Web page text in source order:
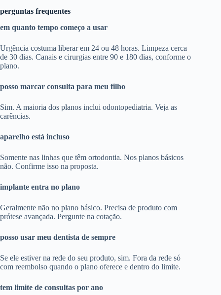
perguntas frequentes
em quanto tempo começo a usar
Urgência costuma liberar em 24 ou 48 horas. Limpeza cerca
de 30 dias. Canais e cirurgias entre 90 e 180 dias, conforme o
plano.
posso marcar consulta para meu filho
Sim. A maioria dos planos inclui odontopediatria. Veja as
carências.
aparelho está incluso
Somente nas linhas que têm ortodontia. Nos planos básicos
não. Confirme isso na proposta.
implante entra no plano
Geralmente não no plano básico. Precisa de produto com
prótese avançada. Pergunte na cotação.
posso usar meu dentista de sempre
Se ele estiver na rede do seu produto, sim. Fora da rede só
com reembolso quando o plano oferece e dentro do limite.
tem limite de consultas por ano